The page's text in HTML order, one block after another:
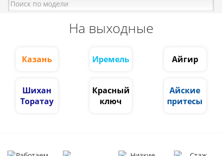
На выходные
Казань Иремель Айгир
Шихан
Торатау
Красный
ключ
Айские
притесы